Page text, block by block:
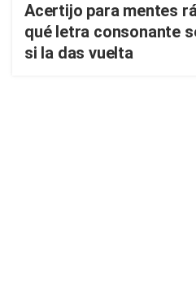
Acertijo para mentes
qué letra consonante
si la das vuelta